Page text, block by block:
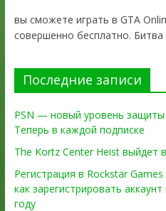
вы сможете играть в GTA
совершенно бесплатно. Битва
Последние записи
PSN — новый уровень защиты
Теперь в каждой подписке
The Kortz Center Heist выйдет
Регистрация в Rockstar
как зарегистрировать
году